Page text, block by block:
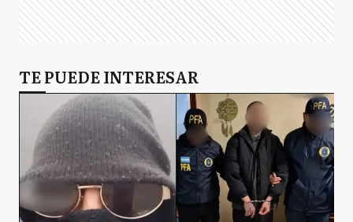
TE PUEDE INTERESAR